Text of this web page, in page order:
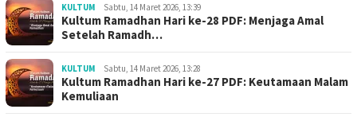
KULTUM Sabtu, 14 Maret 2026, 13:39
Kultum Ramadhan Hari ke-28 PDF: Menjaga Amal
Setelah Ramadh…
KULTUM Sabtu, 14 Maret 2026, 13:28
Kultum Ramadhan Hari ke-27 PDF: Keutamaan Malam
Kemuliaan